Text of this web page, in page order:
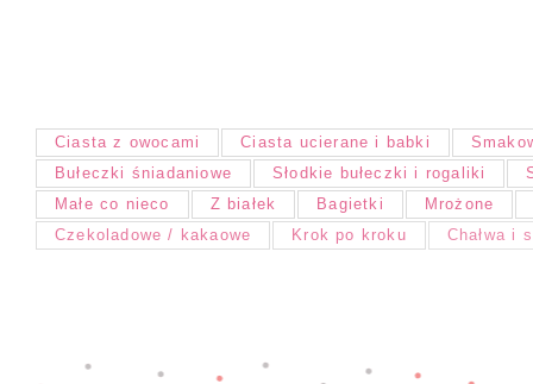
Ciasta z owocami Ciasta ucierane i babki
Bułeczki śniadaniowe
Słodkie bułeczki i rogaliki
Małe co nieco
Z białek Bagietki
Mrożone
Czekoladowe / kakaowe
Krok po kroku Chałwa i